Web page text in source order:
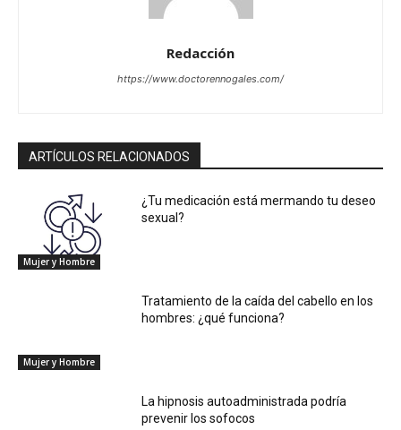
Redacción
https://www.doctorennogales.com/
ARTÍCULOS RELACIONADOS
Mujer y Hombre
¿Tu medicación está mermando tu deseo
sexual?
Mujer y Hombre
Tratamiento de la caída del cabello en los
hombres: ¿qué funciona?
La hipnosis autoadministrada podría
prevenir los sofocos